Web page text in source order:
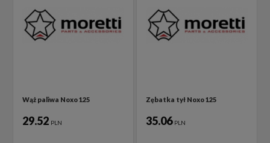
Wąż paliwa Noxo 125
29.52 PLN
Zębatka tył Noxo 125
35.06 PLN